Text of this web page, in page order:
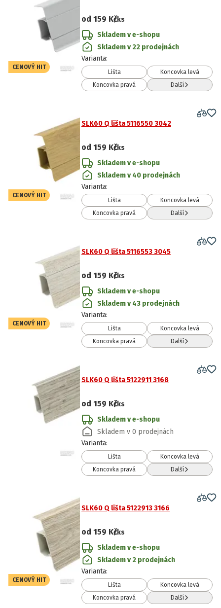
CENOVÝ HIT
od 159 Kč/ks
Skladem v e-shopu
Skladem v 22 prodejnách
Varianta:
Lišta
Koncovka levá
Koncovka pravá
Další
CENOVÝ HIT
SLK60 Q lišta 5116550 3042
od 159 Kč/ks
Skladem v e-shopu
Skladem v 40 prodejnách
Varianta:
Lišta
Koncovka levá
Koncovka pravá
Další
CENOVÝ HIT
SLK60 Q lišta 5116553 3045
od 159 Kč/ks
Skladem v e-shopu
Skladem v 43 prodejnách
Varianta:
Lišta
Koncovka levá
Koncovka pravá
Další
SLK60 Q lišta 5122911 3168
od 159 Kč/ks
Skladem v e-shopu
Skladem v 0 prodejnách
Varianta:
Lišta
Koncovka levá
Koncovka pravá
Další
CENOVÝ HIT
SLK60 Q lišta 5122913 3166
od 159 Kč/ks
Skladem v e-shopu
Skladem v 2 prodejnách
Varianta:
Lišta
Koncovka levá
Koncovka pravá
Další